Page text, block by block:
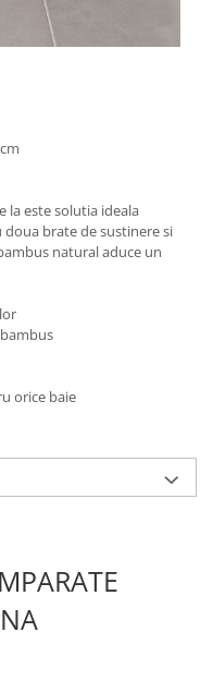
la este solutia ideala
doua brate de sustinere si
natural aduce un
orice baie